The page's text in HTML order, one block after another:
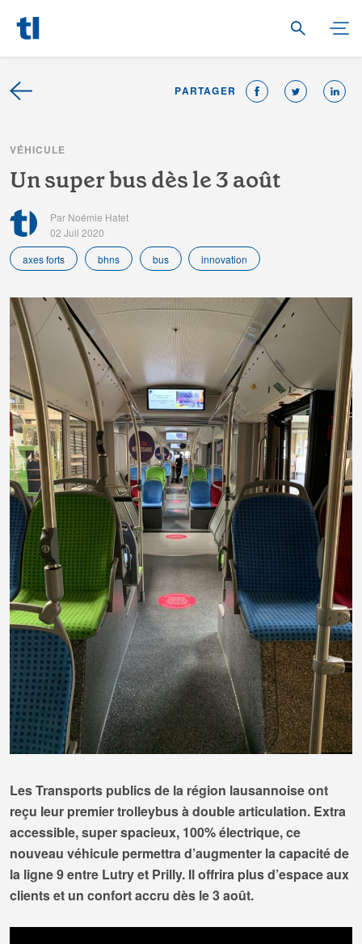
PARTAGER
VÉHICULE
Unsuperbusdèsle3août
Par Noémie Hatet
02 Juil 2020
axes forts
bhns bus innovation
Les Transports publics de la région lausannoise ont
reçu leur premier trolleybus à double articulation. Extra
accessible, super spacieux, 100% électrique, ce
nouveau véhicule permettra d’augmenter la capacité de
la ligne 9 entre Lutry et Prilly. Il offrira plus d’espace aux
clients et un confort accru dès le 3 août.